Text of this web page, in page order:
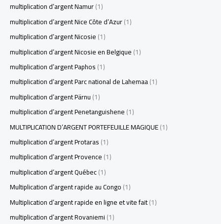
multiplication d’argent Namur(1)
multiplication d’argent Nice Côte d’Azur(1)
multiplication d’argent Nicosie(1)
multiplication d’argent Nicosie en Belgique(1)
multiplication d’argent Paphos(1)
multiplication d’argent Parc national de Lahemaa(1)
multiplication d’argent Pärnu(1)
multiplication d’argent Penetanguishene(1)
MULTIPLICATION D’ARGENT PORTEFEUILLE MAGIQUE(1)
multiplication d’argent Protaras(1)
multiplication d’argent Provence(1)
multiplication d’argent Québec(1)
Multiplication d’argent rapide au Congo(1)
Multiplication d’argent rapide en ligne et vite fait(1)
multiplication d’argent Rovaniemi(1)